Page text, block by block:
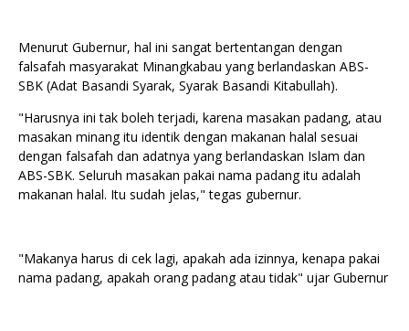
Menurut Gubernur, hal ini sangat bertentangan dengan
falsafah masyarakat Minangkabau yang berlandaskan ABS-
SBK (Adat Basandi Syarak, Syarak Basandi Kitabullah).
"Harusnya ini tak boleh terjadi, karena masakan padang, atau
masakan minang itu identik dengan makanan halal sesuai
dengan falsafah dan adatnya yang berlandaskan Islam dan
ABS-SBK. Seluruh masakan pakai nama padang itu adalah
makanan halal. Itu sudah jelas," tegas gubernur.
"Makanya harus di cek lagi, apakah ada izinnya, kenapa pakai
nama padang, apakah orang padang atau tidak" ujar Gubernur